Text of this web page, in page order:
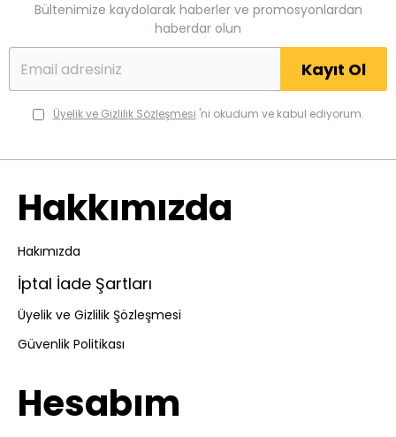
Bültenimize kaydolarak haberler ve promosyonlardan
haberdar olun
Kayıt Ol
Üyelik ve Gizlilik Sözleşmesi 'ni okudum ve kabul ediyorum.
Hakkımızda
Hakımızda
İptal İade Şartları
Üyelik ve Gizlilik Şözleşmesi
Güvenlik Politikası
Hesabım